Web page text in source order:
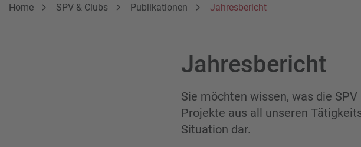
Breadcrumbnavigation
Sie befinden sich hier:
Home SPV & Clubs Publikationen Jahresbericht
Jahresbericht
Sie möchten wissen, was die
Projekte aus all unseren
Situation dar.